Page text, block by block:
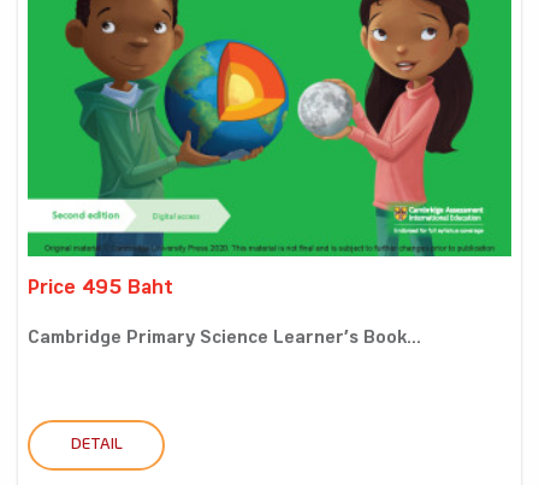
Price 495 Baht
Cambridge Primary Science Learner’s Book...
DETAIL